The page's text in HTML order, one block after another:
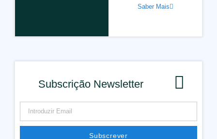
Saber Mais
Subscrição Newsletter
Subscrever